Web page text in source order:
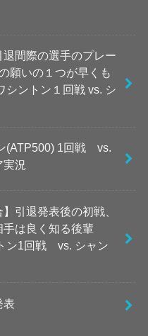
退間際の選手のプレー
願いの１つが早くも
シントン１回戦 vs. シ
(ATP500) 1回戦 vs.
況
】引退発表後の初戦、
は良く知る後輩
トン1回戦 vs. シャン
表